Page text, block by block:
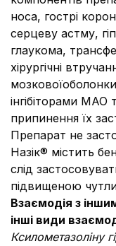
носа, гострі
серцеву астму,
глаукома,
хірургічні
інгібіторами МАО
припинення їх
Препарат не
Назік® містить
слід
підвищеною
Взаємодія з
інші види
Ксилометазоліну